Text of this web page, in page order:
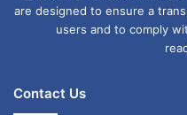
are designed to ensure a
users and to comply
Contact Us